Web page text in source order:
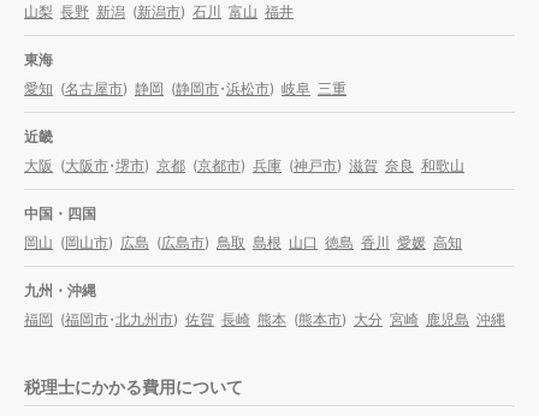
山梨 長野 新潟 (新潟市) 石川 富山 福井
東海
愛知 (名古屋市) 静岡 (静岡市・浜松市) 岐阜 三重
近畿
大阪 (大阪市・堺市) 京都 (京都市) 兵庫 (神戸市) 滋賀 奈良 和歌山
中国・四国
岡山 (岡山市) 広島 (広島市) 鳥取 島根 山口 徳島 香川 愛媛 高知
九州・沖縄
福岡 (福岡市・北九州市) 佐賀 長崎 熊本 (熊本市) 大分 宮崎 鹿児島 沖縄
税理士にかかる費用について